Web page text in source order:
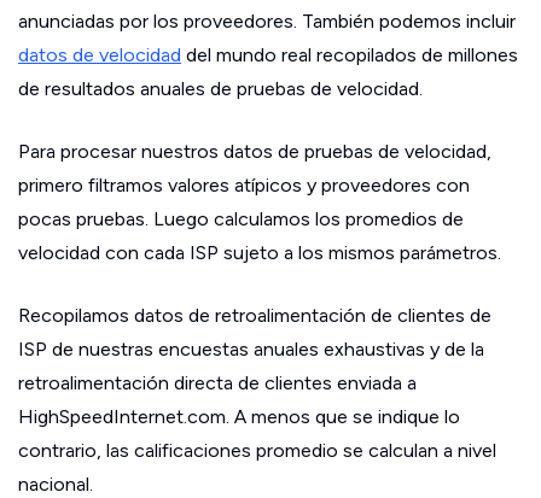
anunciadas por los proveedores. También podemos incluir
datos de velocidad del mundo real recopilados de millones
de resultados anuales de pruebas de velocidad.
Para procesar nuestros datos de pruebas de velocidad,
primero filtramos valores atípicos y proveedores con
pocas pruebas. Luego calculamos los promedios de
velocidad con cada ISP sujeto a los mismos parámetros.
Recopilamos datos de retroalimentación de clientes de
ISP de nuestras encuestas anuales exhaustivas y de la
retroalimentación directa de clientes enviada a
HighSpeedInternet.com. A menos que se indique lo
contrario, las calificaciones promedio se calculan a nivel
nacional.